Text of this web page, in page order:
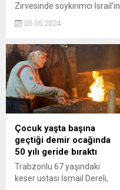
Zirvesinde soykırımcı İsrail’in
kültürel ve ekonomik etkinlik
edilmesi yönünde çaba
harcanması ve UADdaki
davaya tüm üyelerin dahil
olması çağrısı yapıldı.
05.05.2024
Çocuk yaşta başına
geçtiği demir ocağında
50 yılı geride bıraktı
Trabzonlu 67 yaşındaki
keser ustası İsmail Dereli,